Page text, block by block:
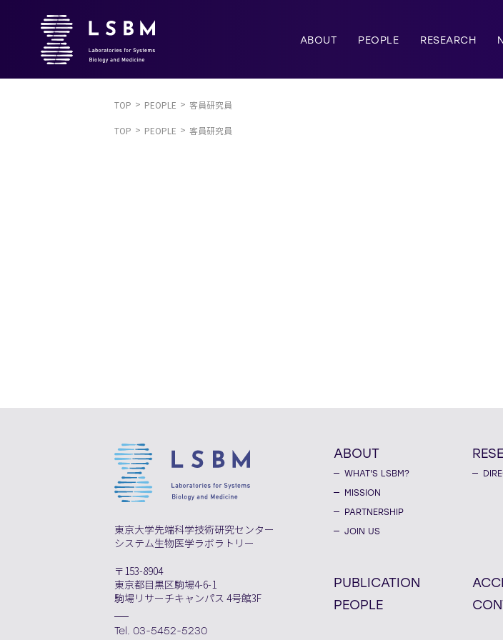
ABOUT PEOPLE RESEARCH
TOP PEOPLE 客員研究員
TOP PEOPLE 客員研究員
東京大学先端科学技術研究センター
システム生物医学ラボラトリー
〒153-8904
東京都目黒区駒場4-6-1
駒場リサーチキャンパス 4号館3F
Tel. 03-5452-5230
ABOUT
WHAT'S LSBM?
MISSION
PARTNERSHIP
JOIN US
PUBLICATION
PEOPLE